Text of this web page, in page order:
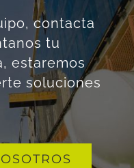
contacta
tu
estaremos
soluciones